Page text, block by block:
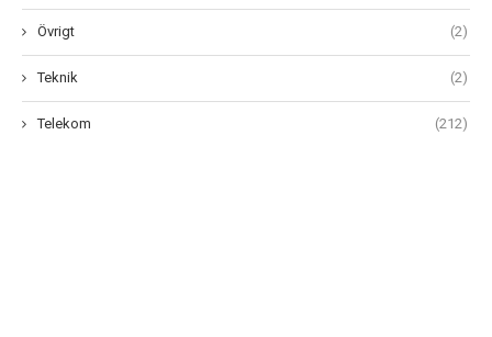
Övrigt (2)
Teknik (2)
Telekom (212)